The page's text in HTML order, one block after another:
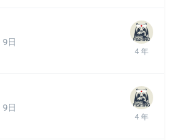
9日
9日